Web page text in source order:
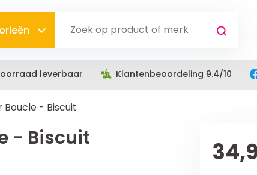
leverbaar Klantenbeoordeling 9.4/10
Boucle - Biscuit
- Biscuit